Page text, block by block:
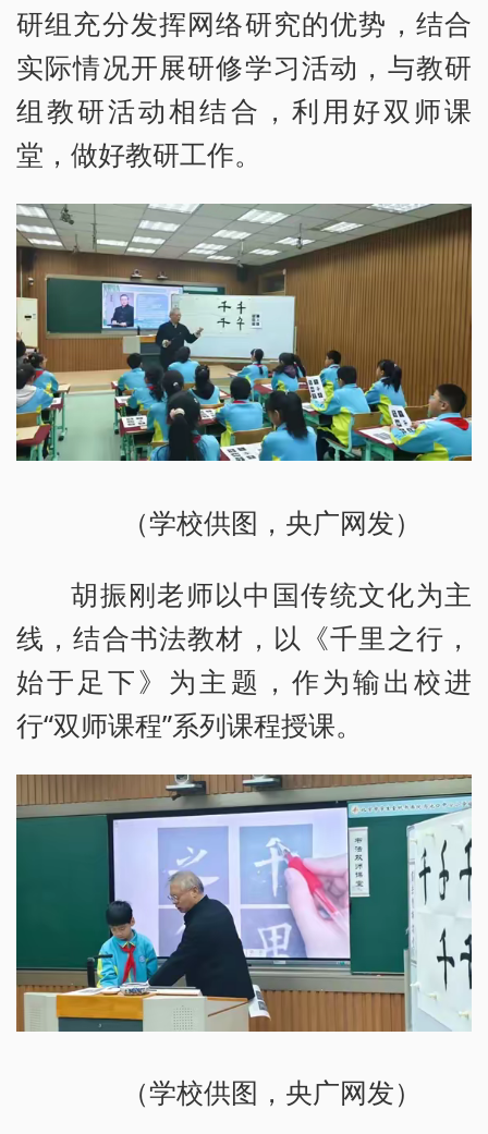
研组充分发挥网络研究的优势，结合
实际情况开展研修学习活动，与教研
组教研活动相结合，利用好双师课
堂，做好教研工作。
（学校供图，央广网发）
胡振刚老师以中国传统文化为主
线，结合书法教材，以《千里之行，
始于足下》为主题，作为输出校进
行“双师课程”系列课程授课。
（学校供图，央广网发）